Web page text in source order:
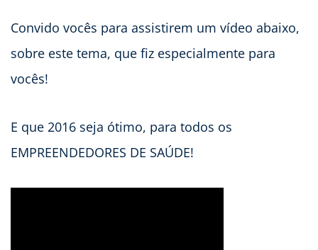
Convido vocês para assistirem um vídeo abaixo,
sobre este tema, que fiz especialmente para
vocês!
E que 2016 seja ótimo, para todos os
EMPREENDEDORES DE SAÚDE!